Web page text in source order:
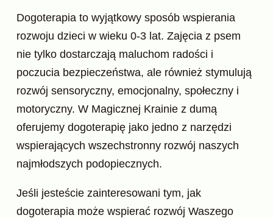
Dogoterapia to wyjątkowy sposób wspierania
rozwoju dzieci w wieku 0-3 lat. Zajęcia z psem
nie tylko dostarczają maluchom radości i
poczucia bezpieczeństwa, ale również stymulują
rozwój sensoryczny, emocjonalny, społeczny i
motoryczny. W Magicznej Krainie z dumą
oferujemy dogoterapię jako jedno z narzędzi
wspierających wszechstronny rozwój naszych
najmłodszych podopiecznych.
Jeśli jesteście zainteresowani tym, jak
dogoterapia może wspierać rozwój Waszego